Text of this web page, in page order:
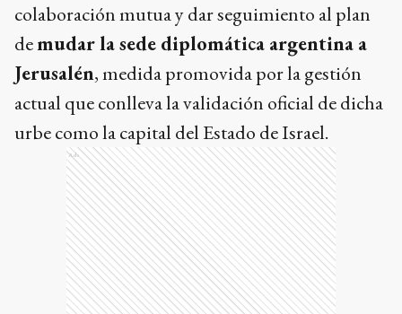
colaboración mutua y dar seguimiento al plan
demudar la sede diplomática argentina a
Jerusalén, medida promovida por la gestión
actual que conlleva la validación oficial de dicha
urbe como la capital del Estado de Israel.
Ads